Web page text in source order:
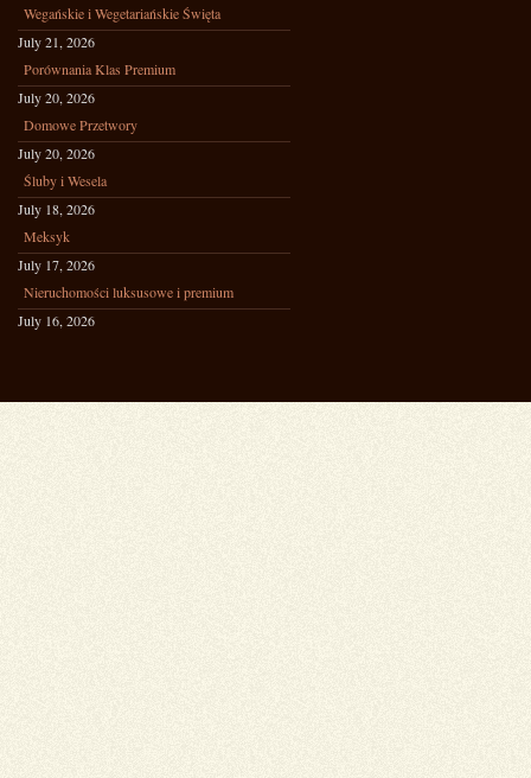
Wegańskie i Wegetariańskie Święta
July 21, 2026
Porównania Klas Premium
July 20, 2026
Domowe Przetwory
July 20, 2026
Śluby i Wesela
July 18, 2026
Meksyk
July 17, 2026
Nieruchomości luksusowe i premium
July 16, 2026